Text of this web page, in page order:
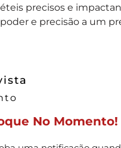
precisos e
e precisão a um
No Momento!